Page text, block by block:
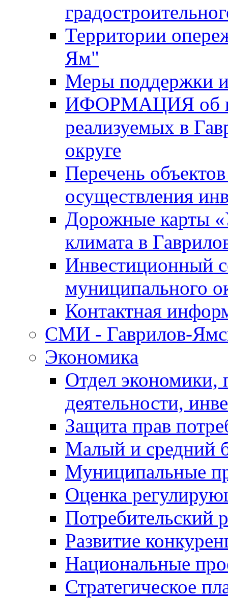
Территории
Ям"
Меры поддержки
ИФОРМАЦИЯ об
реализуемых в
округе
Перечень
осуществления
Дорожные карты
климата в
Инвестиционный
муниципального
Контактная
СМИ - Гаврилов-
Экономика
Отдел экономики,
деятельности,
Защита прав
Малый и средний
Муниципальные
Оценка
Потребительский
Развитие
Национальные
Стратегическое